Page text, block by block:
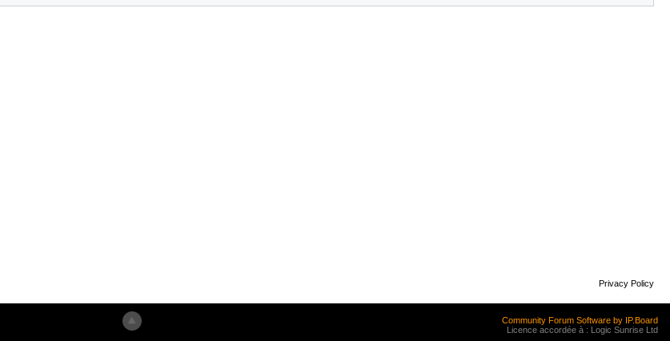
Privacy Policy
Community Forum Software by IP.Board
Licence accordée à : Logic Sunrise Ltd